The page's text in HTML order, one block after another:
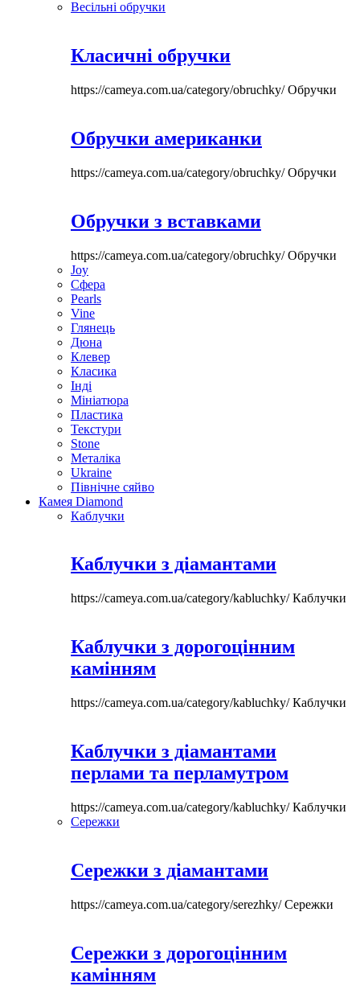
Весільні обручки
Класичні обручки
https://cameya.com.ua/category/obruchky/Обручки
Обручки американки
https://cameya.com.ua/category/obruchky/Обручки
Обручки з вставками
https://cameya.com.ua/category/obruchky/Обручки
Joy
Сфера
Pearls
Vine
Глянець
Дюна
Клевер
Класика
Інді
Мініатюра
Пластика
Текстури
Stone
Металіка
Ukraine
Північне сяйво
Камея Diamond
Каблучки
Каблучки з діамантами
https://cameya.com.ua/category/kabluchky/Каблучки
Каблучки з дорогоцінним
камінням
https://cameya.com.ua/category/kabluchky/Каблучки
Каблучки з діамантами
перлами та перламутром
https://cameya.com.ua/category/kabluchky/Каблучки
Сережки
Сережки з діамантами
https://cameya.com.ua/category/serezhky/Сережки
Сережки з дорогоцінним
камінням